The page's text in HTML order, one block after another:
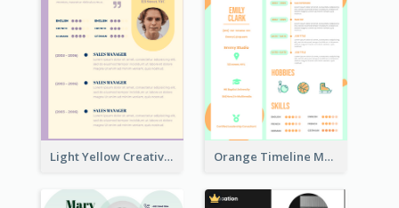
Light Yellow Creative Resume Orange Timeline Modern Resume